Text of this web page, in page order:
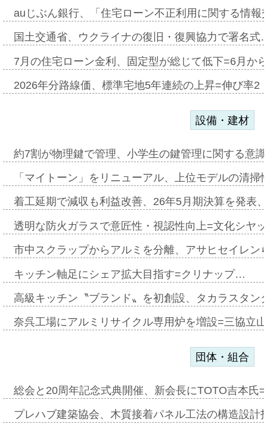
auじぶん銀行、「住宅ローン不正利用に関する情
国土交通省、ウクライナの復旧・復興協力で署名
7月の住宅ローン金利、固定型が総じて低下=6月か
2026年分路線価、標準宅地5年連続の上昇=伸び率
設備・建材
約7割が物理鍵で管理、小学生の鍵管理に関する意
「マイトーン」をリニューアル、上位モデルの清
着工延期で減収も利益改善、26年5月期決算を発表
透明な防火ガラスで意匠性・視認性向上=文化シヤ
市中スクラップからアルミを分離、アサヒセイレ
キッチン軸足にシェア拡大目指す=クリナップ…
高級キッチン〝ブランド〟を初創設、タカラスタ
奈呉工場にアルミリサイクル専用炉を増設=三協立
団体・組合
総会と20周年記念式典開催、新会長にTOTO吉本氏
プレハブ建築協会、木質接着パネル工法の構造設